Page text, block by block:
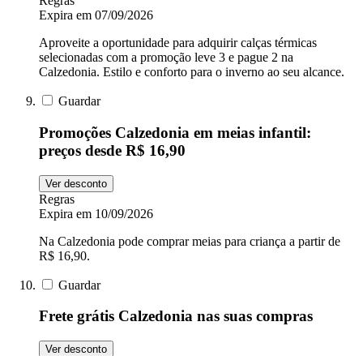
Expira em 07/09/2026
Aproveite a oportunidade para adquirir calças térmicas
selecionadas com a promoção leve 3 e pague 2 na
Calzedonia. Estilo e conforto para o inverno ao seu alcance.
Guardar
Promoções Calzedonia em meias infantil:
preços desde R$ 16,90
Ver desconto
Regras
Expira em 10/09/2026
Na Calzedonia pode comprar meias para criança a partir de
R$ 16,90.
Guardar
Frete grátis Calzedonia nas suas compras
Ver desconto